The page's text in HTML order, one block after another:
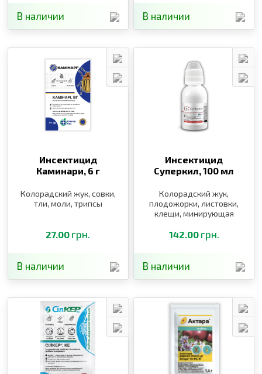
В наличии В наличии
Инсектицид
Каминари, 6 г
Колорадский жук, совки,
тли, моли, трипсы
27.00 грн.
В наличии
Инсектицид
Суперкил,100 мл
Колорадский жук,
плодожорки, листовки,
клещи, минирующая
капустная,
крестоцветные блошки,
моль
142.00 грн.
В наличии